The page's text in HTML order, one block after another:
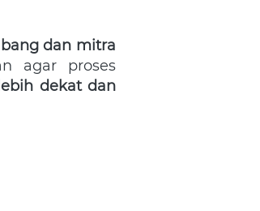
dan mitra
agar proses
lebih dekat dan